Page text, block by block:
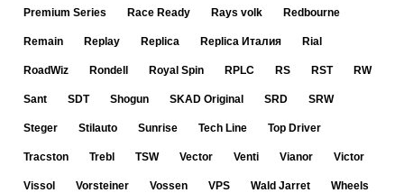
Premium Series Race Ready Rays volk Redbourne
Remain Replay Replica Replica Италия Rial
RoadWiz Rondell Royal Spin RPLC RS RST RW
Sant SDT Shogun SKAD Original SRD SRW
Steger Stilauto Sunrise Tech Line Top Driver
Tracston Trebl TSW Vector Venti Vianor Victor
Vissol Vorsteiner Vossen VPS Wald Jarret Wheels